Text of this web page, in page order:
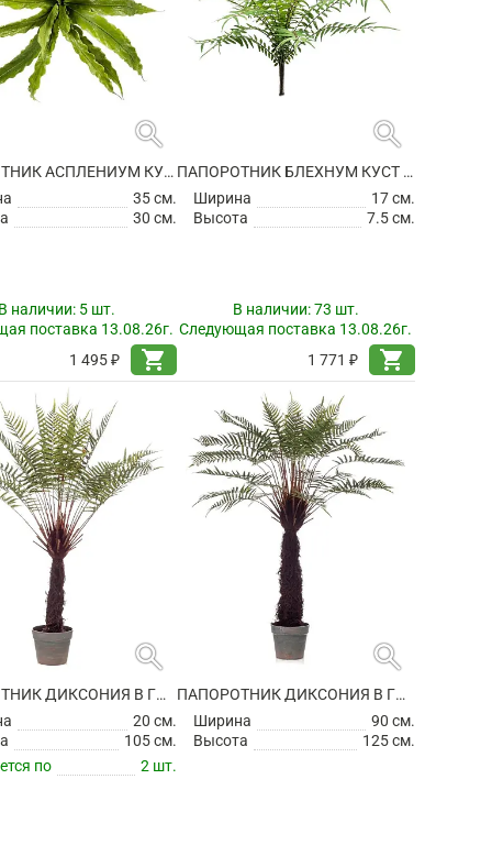
search
ПАПОРОТНИК АСПЛЕНИУМ КУСТ ИСКУССТВЕННЫЙ
35 см.
30 см.
наличии: 5 шт.
поставка 13.08.26г.
1 495 ₽
shopping_cart
search
ПАПОРОТНИК БЛЕХНУМ КУСТ ИСКУССТВЕННЫЙ
Ширина
17 см.
Высота
7.5 см.
В наличии:73 шт.
Следующая поставка 13.08.26г.
1 771 ₽
shopping_cart
search
ПАПОРОТНИК ДИКСОНИЯ В ГОРШКЕ ИСКУССТВЕННЫЙ
20 см.
105 см.
по
2 шт.
search
ПАПОРОТНИК ДИКСОНИЯ В ГОРШКЕ ИСКУССТВЕННЫЙ
Ширина
90 см.
Высота
125 см.